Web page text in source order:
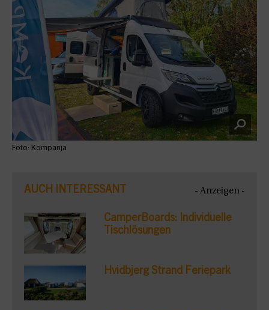
Foto: Kompanja
AUCH INTERESSANT - Anzeigen -
CamperBoards: Individuelle
Tischlösungen
Hvidbjerg Strand Feriepark